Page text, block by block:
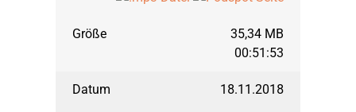
März 1999: Markus,
September 1998:
35,34 MB
00:51:53
18.11.2018